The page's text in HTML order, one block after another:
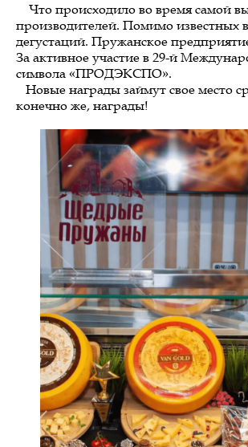
Что происходило во время самой
производителей. Помимо известных
дегустаций. Пружанское
За активное участие в 29-й
символа «ПРОДЭКСПО».
Новые награды займут свое место
конечно же, награды!